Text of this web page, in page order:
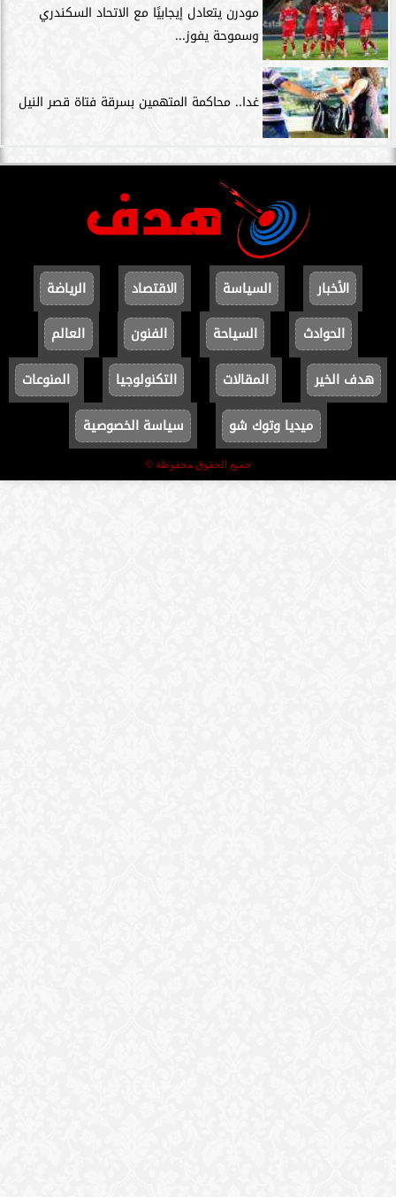
مودرن يتعادل إيجابيًا مع الاتحاد السكندري
وسموحة يفوز...
غدا.. محاكمة المتهمين بسرقة فتاة قصر النيل
الأخبار السياسة الاقتصاد
الرياضة
الحوادث
السياحة الفنون
العالم
هدف الخير
المقالات التكنولوجيا
المنوعات
ميديا وتوك شو
سياسة الخصوصية
جميع الحقوق محفوظة ©